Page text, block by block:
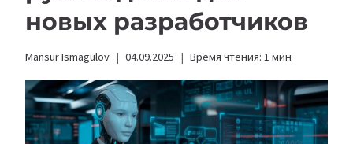
новых разработчиков
Mansur Ismagulov 04.09.2025 Время чтения: 1 мин